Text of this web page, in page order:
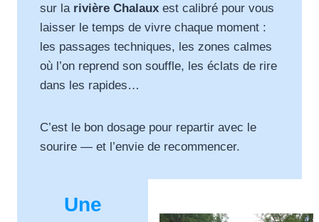
sur la rivière Chalaux est calibré pour vous
laisser le temps de vivre chaque moment :
les passages techniques, les zones calmes
où l’on reprend son souffle, les éclats de rire
dans les rapides…
C’est le bon dosage pour repartir avec le
sourire — et l’envie de recommencer.
Une